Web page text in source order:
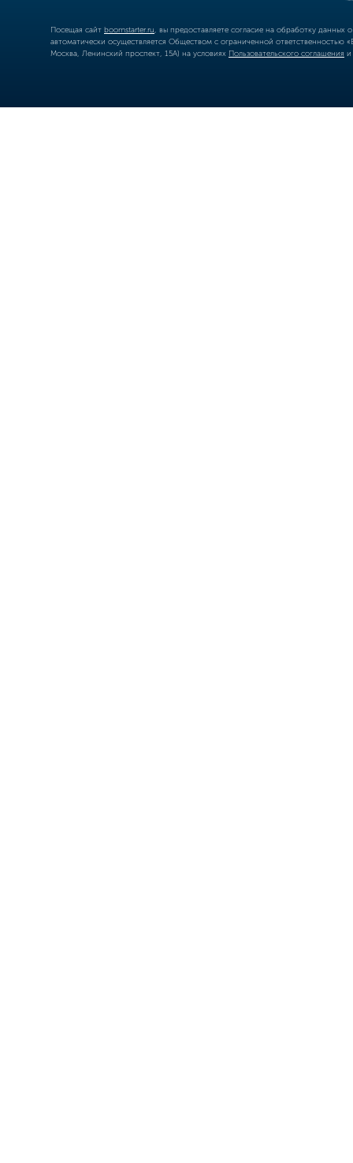
Посещая сайт boomstarter.ru , вы предоставляете согласие на обработку
автоматически осуществляется Обществом с ограниченной
Москва, Ленинский проспект, 15А) на условиях Пользовательского соглашения и